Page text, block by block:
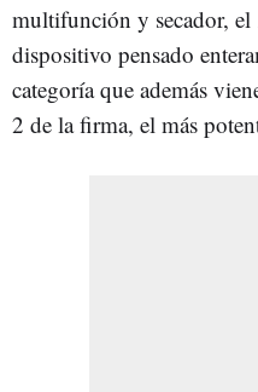
multifunción y secador, el
dispositivo pensado
categoría que además
2 de la firma, el más